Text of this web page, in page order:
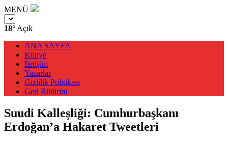
MENÜ
18° Açık
ANA SAYFA
Künye
İletişim
Yazarlar
Gizlilik Politikası
Geri Bildirim
Suudi Kalleşliği: Cumhurbaşkanı
Erdoğan’a Hakaret Tweetleri